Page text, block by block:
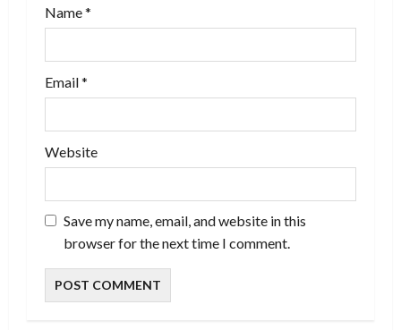
Name*
Email*
Website
Save my name, email, and website in this
browser for the next time I comment.